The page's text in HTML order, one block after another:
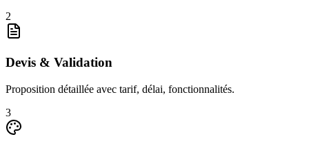
2
Devis & Validation
Proposition détaillée avec tarif, délai, fonctionnalités.
3